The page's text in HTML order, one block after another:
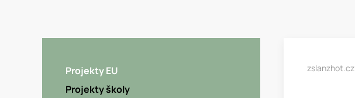
Projekty EU
Projekty školy
zslanzhot.cz